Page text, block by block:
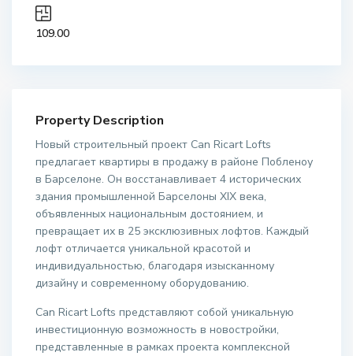
109.00
Property Description
Новый строительный проект Can Ricart Lofts
предлагает квартиры в продажу в районе Побленоу
в Барселоне. Он восстанавливает 4 исторических
здания промышленной Барселоны XIX века,
объявленных национальным достоянием, и
превращает их в 25 эксклюзивных лофтов. Каждый
лофт отличается уникальной красотой и
индивидуальностью, благодаря изысканному
дизайну и современному оборудованию.
Can Ricart Lofts представляют собой уникальную
инвестиционную возможность в новостройки,
представленные в рамках проекта комплексной